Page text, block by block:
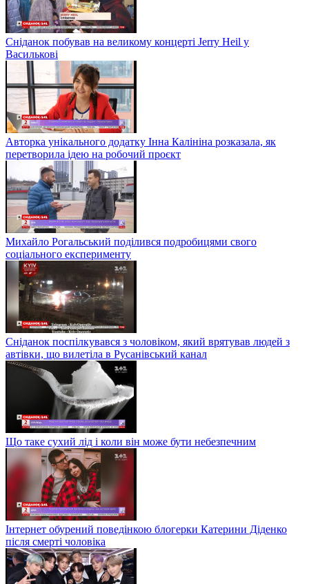
Сніданок побував на великому концерті Jerry Heil у
Василькові
Авторка унікального додатку Інна Калініна розказала, як
перетворила ідею на робочий проєкт
Михайло Рогальський поділився подробицями свого
соціального експерименту
Сніданок поспілкувався з чоловіком, який врятував людей з
автівки, що вилетіла в Русанівський канал
Що таке сухий лід і коли він може бути небезпечним
Інтернет обурений поведінкою блогерки Катерини Діденко
після смерті чоловіка